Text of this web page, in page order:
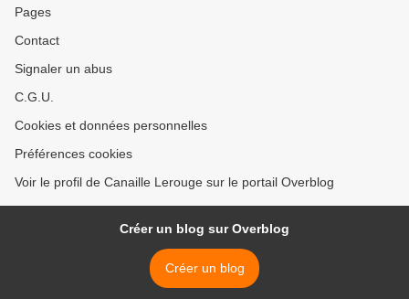
Pages
Contact
Signaler un abus
C.G.U.
Cookies et données personnelles
Préférences cookies
Voir le profil de Canaille Lerouge sur le portail Overblog
Créer un blog sur Overblog
Créer un blog